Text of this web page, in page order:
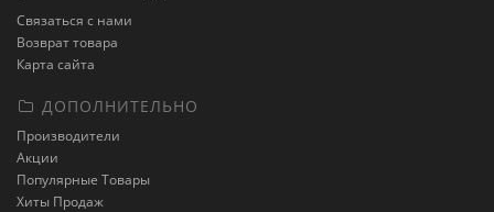
Связаться с нами
Возврат товара
Карта сайта
ДОПОЛНИТЕЛЬНО
Производители
Акции
Популярные Товары
Хиты Продаж